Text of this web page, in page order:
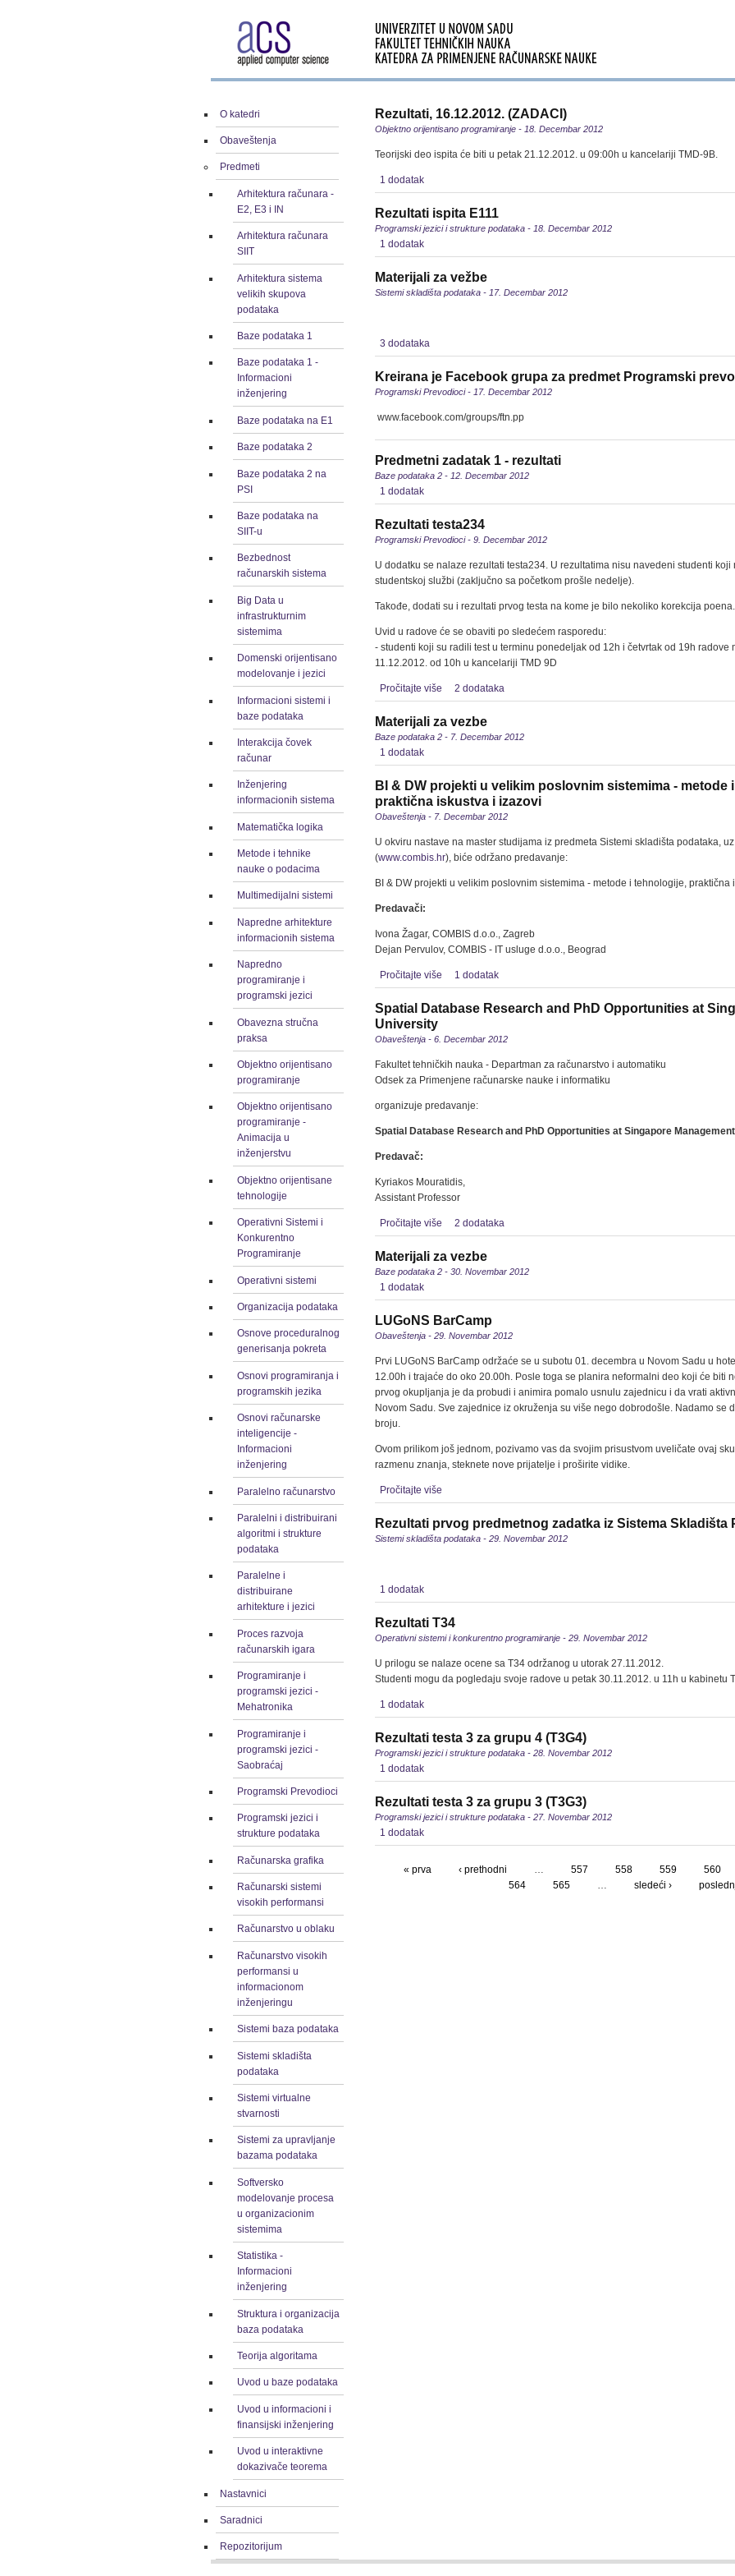
O katedri
Obaveštenja
Predmeti
Arhitektura računara -
E2, E3 i IN
Arhitektura računara
SIIT
Arhitektura sistema
velikih skupova
podataka
Baze podataka 1
Baze podataka 1 -
Informacioni
inženjering
Baze podataka na E1
Baze podataka 2
Baze podataka 2 na
PSI
Baze podataka na
SIIT-u
Bezbednost
računarskih sistema
Big Data u
infrastrukturnim
sistemima
Domenski orijentisano
modelovanje i jezici
Informacioni sistemi i
baze podataka
Interakcija čovek
računar
Inženjering
informacionih sistema
Matematička logika
Metode i tehnike
nauke o podacima
Multimedijalni sistemi
Napredne arhitekture
informacionih sistema
Napredno
programiranje i
programski jezici
Obavezna stručna
praksa
Objektno orijentisano
programiranje
Objektno orijentisano
programiranje -
Animacija u
inženjerstvu
Objektno orijentisane
tehnologije
Operativni Sistemi i
Konkurentno
Programiranje
Operativni sistemi
Organizacija podataka
Osnove proceduralnog
generisanja pokreta
Osnovi programiranja i
programskih jezika
Osnovi računarske
inteligencije -
Informacioni
inženjering
Paralelno računarstvo
Paralelni i distribuirani
algoritmi i strukture
podataka
Paralelne i
distribuirane
arhitekture i jezici
Proces razvoja
računarskih igara
Programiranje i
programski jezici -
Mehatronika
Programiranje i
programski jezici -
Saobraćaj
Programski Prevodioci
Programski jezici i
strukture podataka
Računarska grafika
Računarski sistemi
visokih performansi
Računarstvo u oblaku
Računarstvo visokih
performansi u
informacionom
inženjeringu
Sistemi baza podataka
Sistemi skladišta
podataka
Sistemi virtualne
stvarnosti
Sistemi za upravljanje
bazama podataka
Softversko
modelovanje procesa
u organizacionim
sistemima
Statistika -
Informacioni
inženjering
Struktura i organizacija
baza podataka
Teorija algoritama
Uvod u baze podataka
Uvod u informacioni i
finansijski inženjering
Uvod u interaktivne
dokazivače teorema
Nastavnici
Saradnici
Repozitorijum
Rezultati, 16.12.2012. (ZADACI)
Objektno orijentisano programiranje - 18. Decembar 2012
Teorijski deo ispita će biti u petak 21.12.2012. u 09:00h u kancelariji TMD-9B.
1 dodatak
Rezultati ispita E111
Programski jezici i strukture podataka - 18. Decembar 2012
1 dodatak
Materijali za vežbe
Sistemi skladišta podataka - 17. Decembar 2012
3 dodataka
Kreirana je Facebook grupa za predmet Programski
Programski Prevodioci - 17. Decembar 2012
www.facebook.com/groups/ftn.pp
Predmetni zadatak 1 - rezultati
Baze podataka 2 - 12. Decembar 2012
1 dodatak
Rezultati testa234
Programski Prevodioci - 9. Decembar 2012
U dodatku se nalaze rezultati testa234. U rezultatima nisu navedeni studenti
studentskoj službi (zaključno sa početkom prošle nedelje).
Takođe, dodati su i rezultati prvog testa na kome je bilo nekoliko korekcija poena.
Uvid u radove će se obaviti po sledećem rasporedu:
- studenti koji su radili test u terminu ponedeljak od 12h i četvrtak od 19h radove
11.12.2012. od 10h u kancelariji TMD 9D
Pročitajte više 2 dodataka
Materijali za vezbe
Baze podataka 2 - 7. Decembar 2012
1 dodatak
BI & DW projekti u velikim poslovnim sistemima - metode
praktična iskustva i izazovi
Obaveštenja - 7. Decembar 2012
U okviru nastave na master studijama iz predmeta Sistemi skladišta podataka,
(www.combis.hr), biće održano predavanje:
BI & DW projekti u velikim poslovnim sistemima - metode i tehnologije, praktična
Predavači:
Ivona Žagar, COMBIS d.o.o., Zagreb
Dejan Pervulov, COMBIS - IT usluge d.o.o., Beograd
Pročitajte više 1 dodatak
Spatial Database Research and PhD Opportunities at
University
Obaveštenja - 6. Decembar 2012
Fakultet tehničkih nauka - Departman za računarstvo i automatiku
Odsek za Primenjene računarske nauke i informatiku
organizuje predavanje:
Spatial Database Research and PhD Opportunities at Singapore
Predavač:
Kyriakos Mouratidis,
Assistant Professor
Pročitajte više 2 dodataka
Materijali za vezbe
Baze podataka 2 - 30. Novembar 2012
1 dodatak
LUGoNS BarCamp
Obaveštenja - 29. Novembar 2012
Prvi LUGoNS BarCamp održaće se u subotu 01. decembra u Novom Sadu u
12.00h i trajaće do oko 20.00h. Posle toga se planira neformalni deo koji će biti
prvog okupljanja je da probudi i animira pomalo usnulu zajednicu i da vrati
Novom Sadu. Sve zajednice iz okruženja su više nego dobrodošle. Nadamo se
broju.
Ovom prilikom još jednom, pozivamo vas da svojim prisustvom uveličate ovaj
razmenu znanja, steknete nove prijatelje i proširite vidike.
Pročitajte više
Rezultati prvog predmetnog zadatka iz Sistema Skladišta
Sistemi skladišta podataka - 29. Novembar 2012
1 dodatak
Rezultati T34
Operativni sistemi i konkurentno programiranje - 29. Novembar 2012
U prilogu se nalaze ocene sa T34 održanog u utorak 27.11.2012.
Studenti mogu da pogledaju svoje radove u petak 30.11.2012. u 11h u kabinetu
1 dodatak
Rezultati testa 3 za grupu 4 (T3G4)
Programski jezici i strukture podataka - 28. Novembar 2012
1 dodatak
Rezultati testa 3 za grupu 3 (T3G3)
Programski jezici i strukture podataka - 27. Novembar 2012
1 dodatak
« prva ‹ prethodni … 557 558 559 560
564
565 … sledeći ›